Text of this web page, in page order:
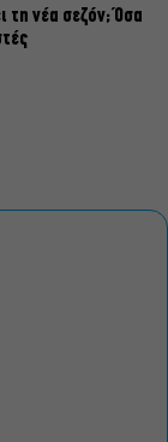
τη νέα σεζόν; Όσα